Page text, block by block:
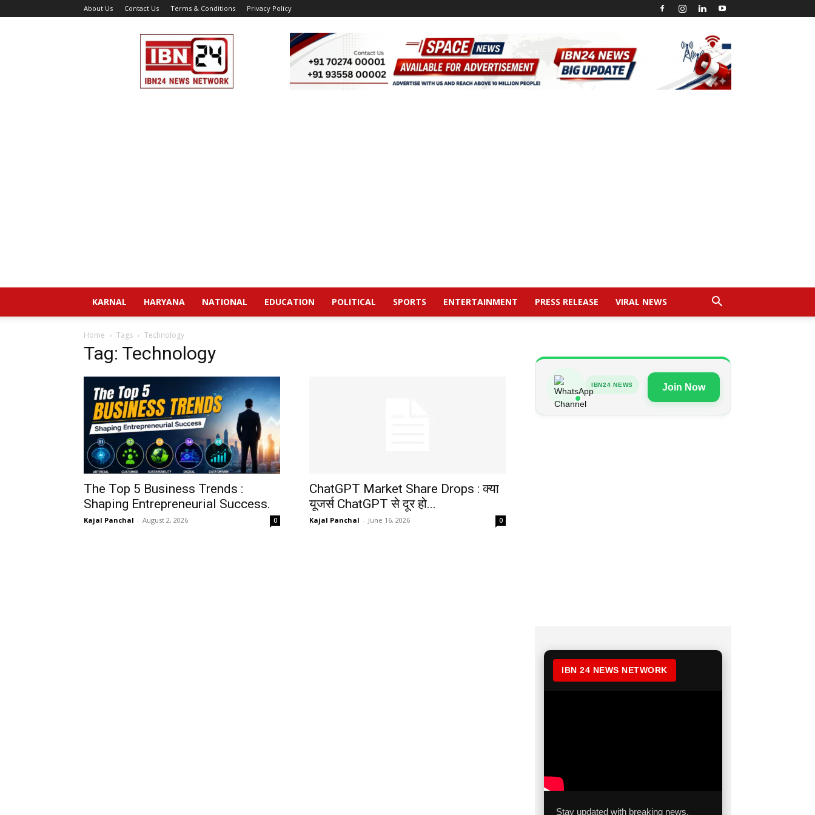
About Us Contact Us Terms & Conditions Privacy Policy
IBN
24
News
KARNAL HARYANA NATIONAL EDUCATION POLITICAL SPORTS ENTERTAINMENT PRESS RELEASE VIRAL NEWS
Home Tags Technology
Tag: Technology
The Top 5 Business Trends :
Shaping Entrepreneurial Success.
Kajal Panchal - August 2, 2026 0
ChatGPT Market Share Drops : क्या
यूजर्स ChatGPT से दूर हो...
Kajal Panchal - June 16, 2026 0
IBN24 NEWS Join Now
IBN 24 NEWS NETWORK
Stay updated with breaking news,